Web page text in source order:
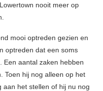
nooit meer op
mooi optreden gezien en
optreden dat een soms
Een aantal zaken hebben
Toen hij nog alleen op het
aan het stellen of hij nu nog